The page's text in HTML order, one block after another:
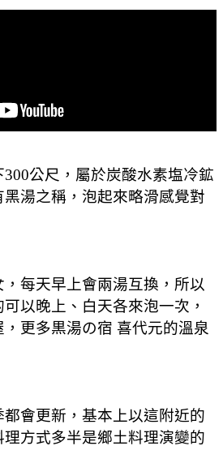
公尺，屬於炭酸水素塩冷鉱
湯之稱，泡起來略滑感覺對
每天早上會兩湯互換，所以
以晚上、白天各來泡一次，
更多黒湯の宿 喜代元的溫泉
會更新，基本上以這附近的
方式多半是鄉土料理演變的